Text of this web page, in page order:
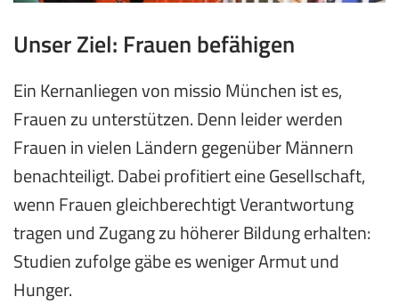
Unser Ziel: Frauen befähigen
Ein Kernanliegen von missio München ist es,
Frauen zu unterstützen. Denn leider werden
Frauen in vielen Ländern gegenüber Männern
benachteiligt. Dabei profitiert eine Gesellschaft,
wenn Frauen gleichberechtigt Verantwortung
tragen und Zugang zu höherer Bildung erhalten:
Studien zufolge gäbe es weniger Armut und
Hunger.